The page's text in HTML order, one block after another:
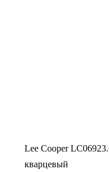
Lee Cooper
кварцевый